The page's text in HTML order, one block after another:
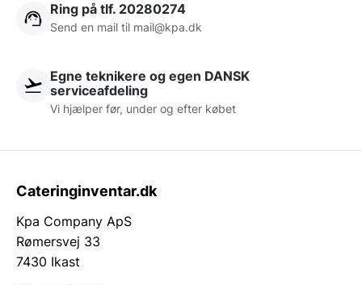
Ring på tlf. 20280274
Send en mail til mail@kpa.dk
Egne teknikere og egen DANSK
serviceafdeling
Vi hjælper før, under og efter købet
Cateringinventar.dk
Kpa Company ApS
Rømersvej 33
7430 Ikast